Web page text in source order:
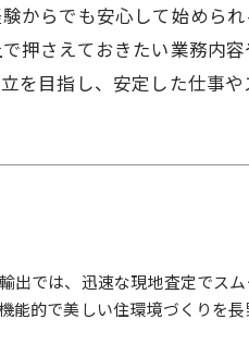
からでも安心して始めら
押さえておきたい業務内
目指し、安定した仕事
出では、迅速な現地査定でス
能的で美しい住環境づくりを長